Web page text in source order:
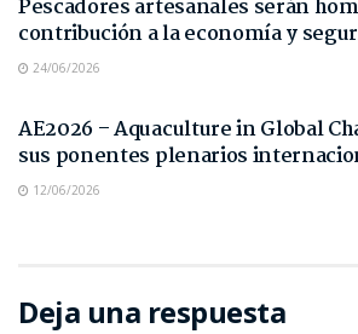
Pescadores artesanales serán
contribución a la economía y
24/06/2026
AE2026 – Aquaculture in Global
sus ponentes plenarios
12/06/2026
Deja una respuesta